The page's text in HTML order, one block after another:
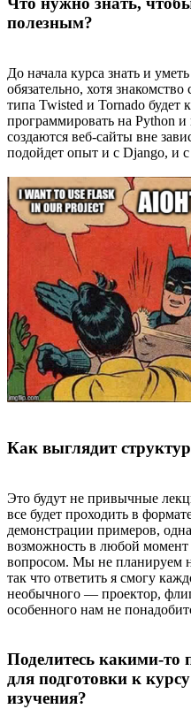
полезным?
До начала курса знать и
обязательно, хотя
типа Twisted и Tornado будет
программировать на Python и
создаются веб-сайты вне
подойдет опыт и с Django, и с
Как выглядит
Это будут не привычные
все будет проходить в
демонстрации примеров,
возможность в любой
вопросом. Мы не планируем
так что ответить я смогу
необычного — проектор,
особенного нам не
Поделитесь какими-
для подготовки к
изучения?